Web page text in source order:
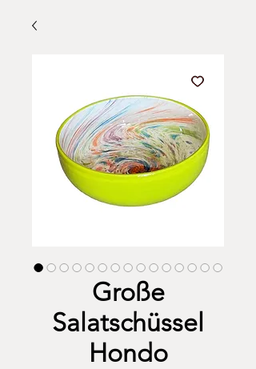
Große
Salatschüssel
Hondo